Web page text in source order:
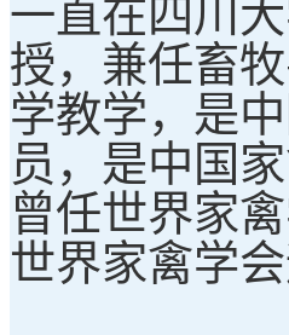
一直在四川
授，兼任畜
学教学，是
员，是中国
曾任世界家
世界家禽学